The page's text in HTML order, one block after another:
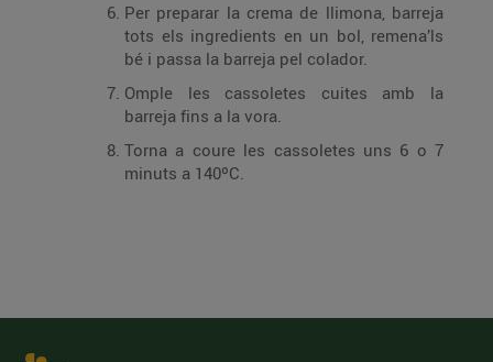
Per preparar la crema de llimona, barreja
tots els ingredients en un bol, remena’ls
bé i passa la barreja pel colador.
Omple les cassoletes cuites amb la
barreja fins a la vora.
Torna a coure les cassoletes uns 6 o 7
minuts a 140ºC.